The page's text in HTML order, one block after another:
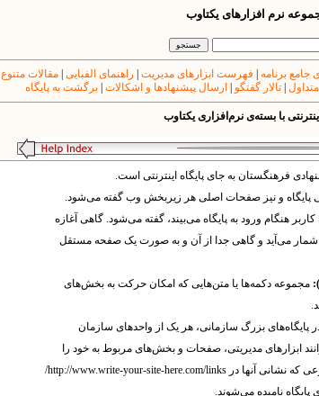
نرم افزارهای یکتاوب
جامع برنامه فهرست ابزارهای مدیریت راهنمای الفبایی |مقالات متنوع
تالار گفتگو ارسال پیشنهادها و اشکالات برگشت به پایگاه
با بسته‌ی نرم‌افزاری یکتاوب
فرهنگستان به جای پایگاه اینترنتی است.
پایگاه و نیز صفحات اصلی هر زیربخش وب گفته می‌شود.
هنگام ورود به پایگاه می‌بیند، گفته می‌شود. گاهی آغازه
شمار می‌آید و گاهی جدا از آن و به صورت یک صفحه مستقل
مجموعه دکمه‌ها یا متن‌هایی که امکان حرکت به بخش‌های
پایگاه‌های بزرگ سازمانی، هر یک از واحدهای سازمان
ابزارهای مدیریتی، صفحات و بخش‌های مربوط به خود را
داشته باشند. این بخش‌های فرعی که نشانی آنها در http://www.write-your-site-here.com/links/
نامیده می‌شوند.